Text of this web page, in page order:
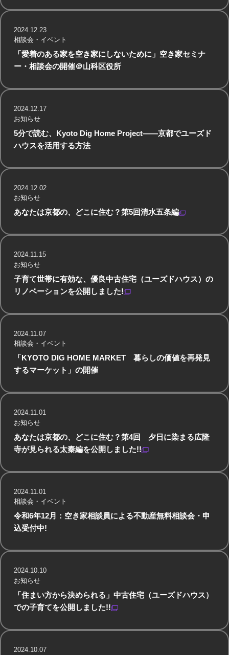
「愛着のある家を空き家にしないために」空き家セミナ
ー・相談会の開催＠山科区役所
2024.12.23
相談会・イベント
5分で読む、Kyoto Dig Home Project——京都でユーズド
ハウスを活用する方法
2024.12.17
お知らせ
あなたは京都の、どこに住む？第5回清水五条編
2024.12.02
お知らせ
子育て世帯に有効な、優良中古住宅（ユーズドハウス）の
リノベーションを公開しました!
2024.11.15
お知らせ
「KYOTO DIG HOME MARKET 暮らしの価値を再発見
するマーケット」の開催
2024.11.07
相談会・イベント
あなたは京都の、どこに住む？第4回 夕日に染まる広隆
寺が見られる太秦編を公開しました!!
2024.11.01
お知らせ
令和6年12月：空き家相談員による不動産無料相談会・申
込受付中!
2024.11.01
相談会・イベント
「住まい方から決められる」中古住宅（ユーズドハウス）
での子育てを公開しました!!
2024.10.10
お知らせ
2024.10.07